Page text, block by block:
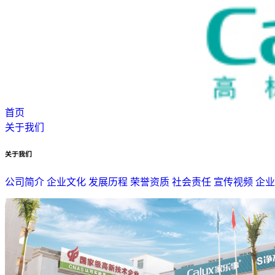
首页
关于我们
关于我们
公司简介 企业文化 发展历程 荣誉资质 社会责任 宣传视频 企